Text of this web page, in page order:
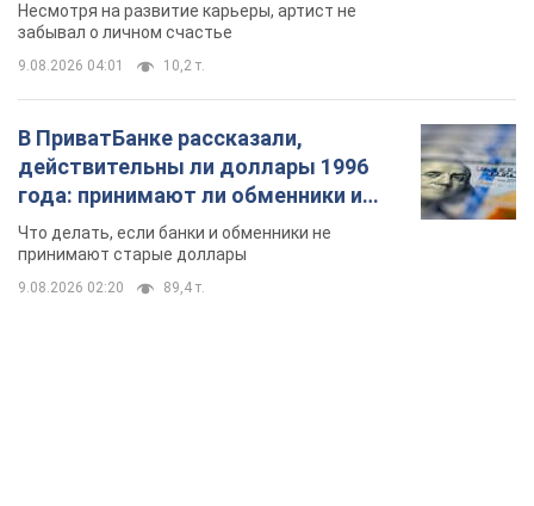
Несмотря на развитие карьеры, артист не
забывал о личном счастье
9.08.2026 04:01 10,2 т.
В ПриватБанке рассказали,
действительны ли доллары 1996
года: принимают ли обменники и
банки такие купюры
Что делать, если банки и обменники не
принимают старые доллары
9.08.2026 02:20 89,4 т.